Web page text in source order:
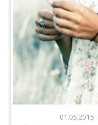
01.05.2015